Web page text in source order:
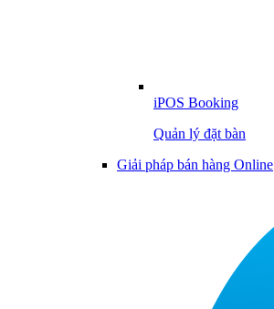
iPOS Booking
Quản lý đặt bàn
Giải pháp bán hàng Online